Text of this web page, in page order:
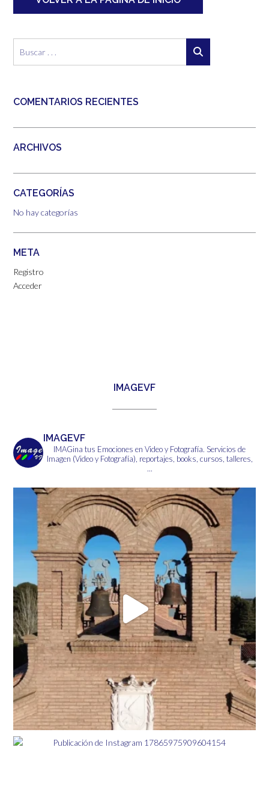
COMENTARIOS RECIENTES
ARCHIVOS
CATEGORÍAS
No hay categorías
META
Registro
Acceder
IMAGEVF
IMAGEVF
IMAGina tus Emociones en Video y Fotografía. Servicios de
Imagen (Video y Fotografía), reportajes, books, cursos, talleres,
...